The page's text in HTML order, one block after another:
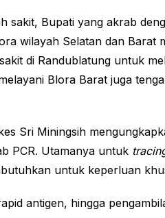
sakit, Bupati yang akrab
wilayah Selatan dan Barat
di Randublatung untuk
Blora Barat juga
Sri Miningsih
PCR. Utamanya untuk
untuk keperluan
antigen, hingga